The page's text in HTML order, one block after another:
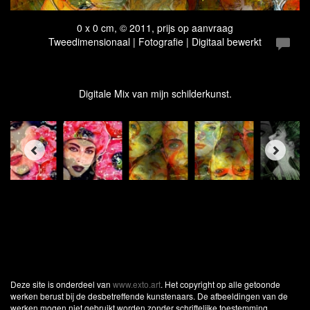
0 x 0 cm, © 2011, prijs op aanvraag
Tweedimensionaal | Fotografie | Digitaal bewerkt
Digitale Mix van mijn schilderkunst.
Deze site is onderdeel van www.exto.art. Het copyright op alle getoonde
werken berust bij de desbetreffende kunstenaars. De afbeeldingen van de
werken mogen niet gebruikt worden zonder schriftelijke toestemming.